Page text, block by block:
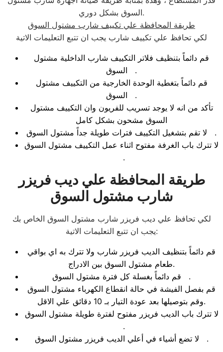
السوق بشكل دوري.
طريقة المحافظة علي تكييف شارب مشتول السوق
لكي تحافظ علي تكييف شارب يجب ان تتبع التعليمات الاتية
قم دائماً بتنظيف فلاتر التكييف شارب الداخلية مشتول
السوق .
قم دائماً بتغطية الوحدة الخارجية من التكييف مشتول
السوق .
تأكد من انه لا يوجد تسريب للفريون وان التكييف مشتول
السوق مشحون بشكل كامل
لا تقم بتشغيل التكييف فترات طويلة جداً مشتول السوق .
لا تترك باب الغرفة مفتوح اثناء عمل التكييف مشتول السوق
.
طريقة المحافظة علي ديب فريزر
شارب مشتول السوق
لكي تحافظ علي ديب فريزر شارب مشتول السوق الخاص بك
يجب ان تتبع التعليمات الاتية:
قم دائماً بتنظيف الديب فريزر شارب ولا تترك به اي بواقي
طعام مشتول السوق بين الادراج.
قم دائماً بغسلة كل فترة مشتول السوق .
قم بفصل الفيشة في حالة انقطاع الكهرباء مشتول السوق
وقم بتوصيلها بعد عودة التيار بـ 10 دقائق علي الاقل.
لا تترك باب الديب فريزر مفتوح لفترة طويلة مشتول السوق
.
لا تضع أشياء في أعلي الديب فريزر مشتول السوق .